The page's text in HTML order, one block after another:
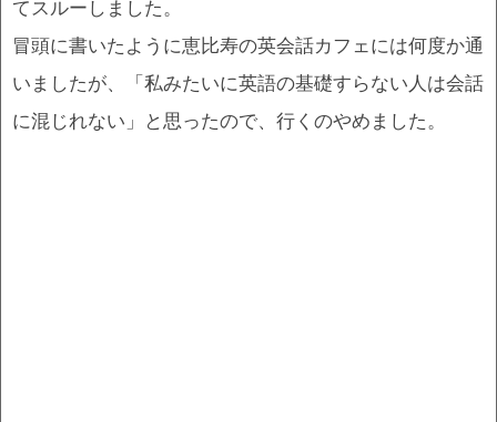
てスルーしました。
冒頭に書いたように恵比寿の英会話カフェには何度か通
いましたが、「私みたいに英語の基礎すらない人は会話
に混じれない」と思ったので、行くのやめました。